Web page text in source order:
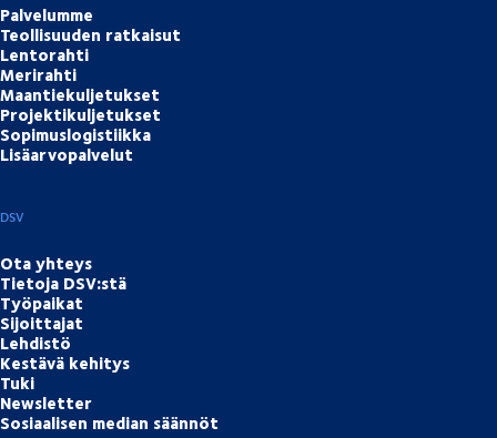
Palvelumme
Teollisuuden ratkaisut
Lentorahti
Merirahti
Maantiekuljetukset
Projektikuljetukset
Sopimuslogistiikka
Lisäarvopalvelut
DSV
Ota yhteys
Tietoja DSV:stä
Työpaikat
Sijoittajat
Lehdistö
Kestävä kehitys
Tuki
Newsletter
Sosiaalisen median säännöt